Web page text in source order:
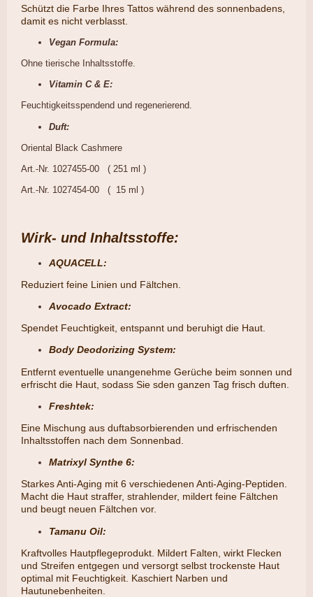
​Schützt die Farbe Ihres Tattos während des sonnenbadens,
damit es nicht verblasst.
Vegan Formula:
Ohne tierische Inhaltsstoffe.
Vitamin C & E:
Feuchtigkeitsspendend und regenerierend.
Duft:
Oriental Black Cashmere
Art.-Nr. 1027455-00 ( 251 ml )
Art.-Nr. 1027454-00 ( 15 ml )
Wirk- und Inhaltsstoffe:
AQUACELL:
Reduziert feine Linien und Fältchen.
Avocado Extract:
​Spendet Feuchtigkeit, entspannt und beruhigt die Haut.
Body Deodorizing System:
Entfernt eventuelle unangenehme Gerüche beim sonnen und
erfrischt die Haut, sodass Sie sden ganzen Tag frisch duften.
Freshtek:
Eine Mischung aus duftabsorbierenden und erfrischenden
Inhaltsstoffen nach dem Sonnenbad.
Matrixyl Synthe 6:
Starkes Anti-Aging mit 6 verschiedenen Anti-Aging-Peptiden.
Macht die Haut straffer, strahlender, mildert feine Fältchen
und beugt neuen Fältchen vor.
Tamanu Oil:
​Kraftvolles Hautpflegeprodukt. Mildert Falten, wirkt Flecken
und Streifen entgegen und versorgt selbst trockenste Haut
optimal mit Feuchtigkeit. Kaschiert Narben und
Hautunebenheiten.